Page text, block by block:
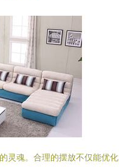
灵魂。合理的摆放不仅能优